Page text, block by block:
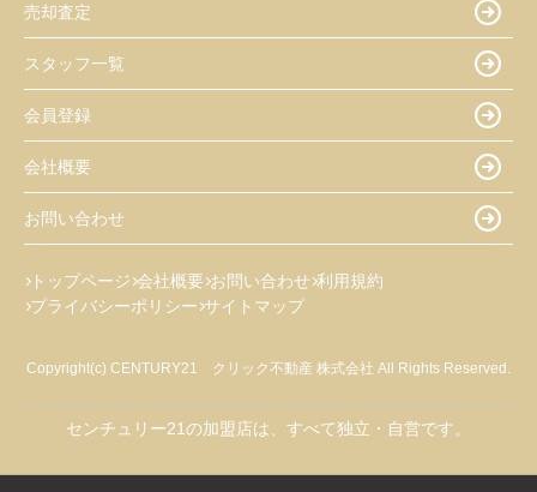
売却査定
スタッフ一覧
会員登録
会社概要
お問い合わせ
トップページ 会社概要 お問い合わせ 利用規約
プライバシーポリシー サイトマップ
Copyright(c) CENTURY21 クリック不動産 株式会社 All Rights Reserved.
センチュリー21の加盟店は、すべて独立・自営です。